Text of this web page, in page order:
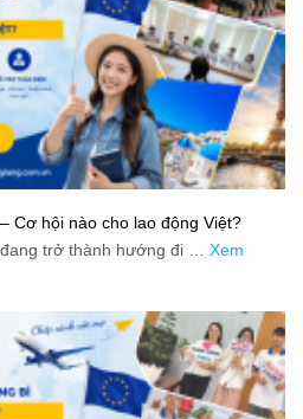
Cơ hội nào cho lao động Việt?
trở thành hướng đi … Xem